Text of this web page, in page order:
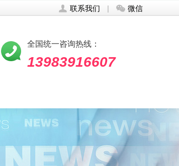
联系我们 | 微信
全国统一咨询热线：
13983916607